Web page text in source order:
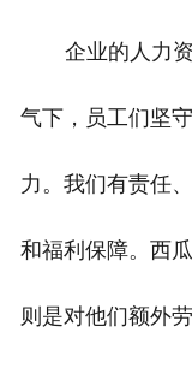
企业的人力
气下，员工们坚
力。我们有责任
和福利保障。西
则是对他们额外